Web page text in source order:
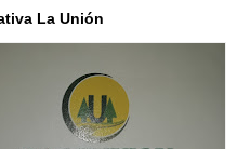
La Unión